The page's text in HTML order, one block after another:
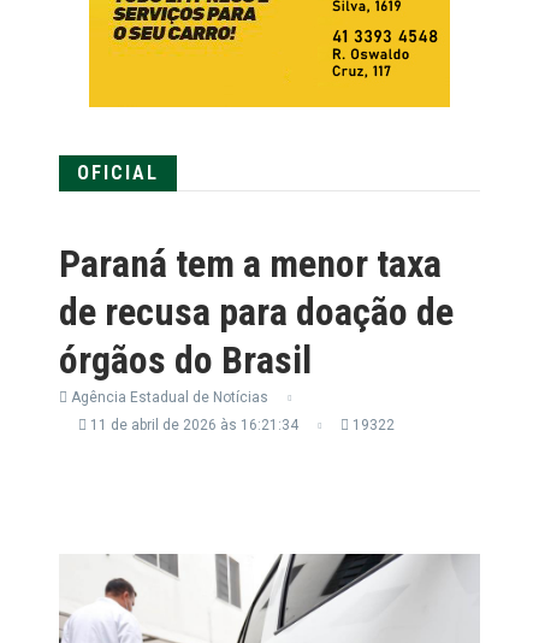
OFICIAL
Paraná tem a menor taxa
de recusa para doação de
órgãos do Brasil
Agência Estadual de Notícias
11 de abril de 2026 às 16:21:34
19322